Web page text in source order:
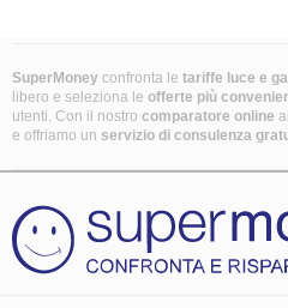
SuperMoney confronta le tariffe luce e
libero e seleziona le offerte più
utenti. Con il nostro comparatore online
e offriamo un servizio di consulenza